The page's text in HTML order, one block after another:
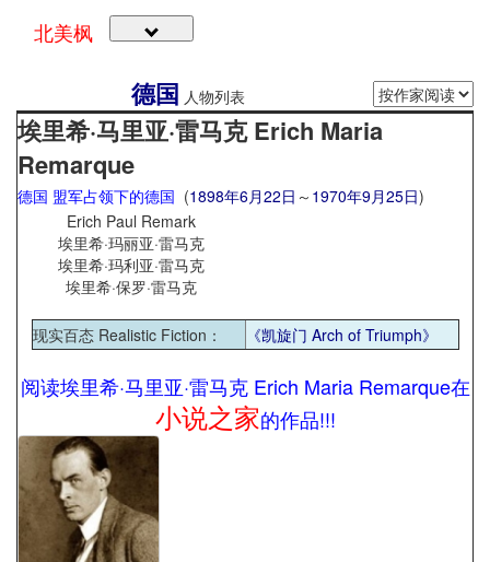
北美枫
德国 人物列表
埃里希·马里亚·雷马克 Erich Maria
Remarque
德国 盟军占领下的德国 (1898年6月22日 ～ 1970年9月25日)
Erich Paul Remark
埃里希·玛丽亚·雷马克
埃里希·玛利亚·雷马克
埃里希·保罗·雷马克
现实百态 Realistic Fiction ： 《凯旋门 Arch of Triumph》
阅读埃里希·马里亚·雷马克 Erich Maria Remarque在
小说之家的作品!!!